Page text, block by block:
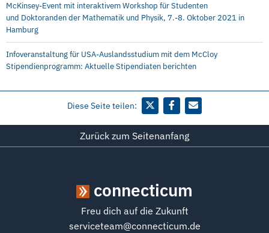
McKinsey-Event mit interaktivem Workshop für Studenten
und Doktoranden der Mathematik und Physik, 7.-8. Oktober 2021 in
Hamburg
Infoveranstaltung für USA-Auslandsstudium mit dem McCloy
Stipendienprogramm: Aktuelle Stipendiaten berichten
Diese Seite teilen:
Zurück zum Seitenanfang
connecticum
Freu dich auf die Zukunft
serviceteam@connecticum.de